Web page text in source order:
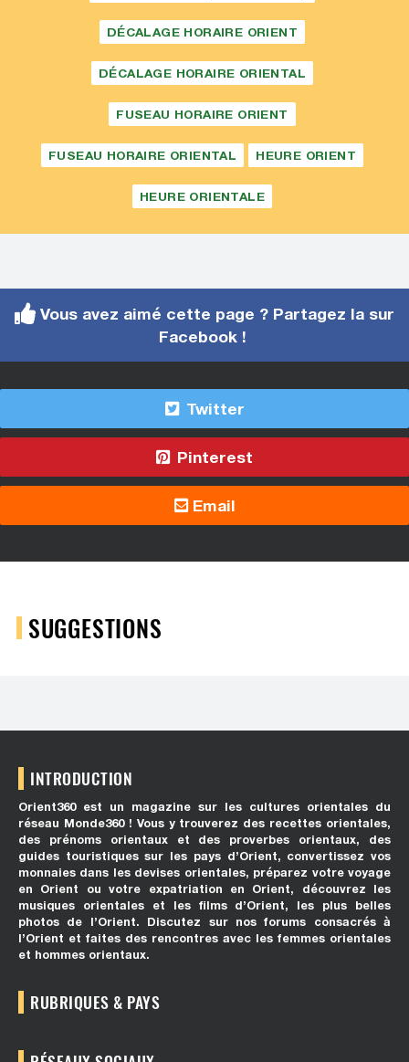
DÉCALAGE HORAIRE ORIENT
DÉCALAGE HORAIRE ORIENTAL
FUSEAU HORAIRE ORIENT
FUSEAU HORAIRE ORIENTAL HEURE ORIENT
HEURE ORIENTALE
Vous avez aimé cette page ? Partagez la sur
Facebook !
Twitter
Pinterest
Email
SUGGESTIONS
INTRODUCTION
Orient360 est un magazine sur les cultures orientales du
réseau Monde360 ! Vous y trouverez des recettes orientales,
des prénoms orientaux et des proverbes orientaux, des
guides touristiques sur les pays d’Orient, convertissez vos
monnaies dans les devises orientales, préparez votre voyage
en Orient ou votre expatriation en Orient, découvrez les
musiques orientales et les films d’Orient, les plus belles
photos de l’Orient. Discutez sur nos forums consacrés à
l’Orient et faites des rencontres avec les femmes orientales
et hommes orientaux.
RUBRIQUES & PAYS